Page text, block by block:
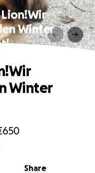
Winter
Share
Winter